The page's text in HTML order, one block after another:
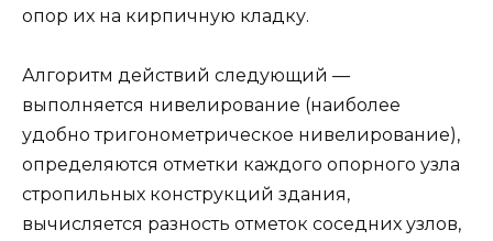
опор их на кирпичную кладку.
Алгоритм действий следующий —
выполняется нивелирование (наиболее
удобно тригонометрическое нивелирование),
определяются отметки каждого опорного узла
стропильных конструкций здания,
вычисляется разность отметок соседних узлов,